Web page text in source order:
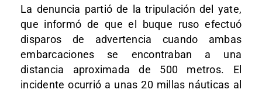
La denuncia partió de la tripulación del yate,
que informó de que el buque ruso efectuó
disparos de advertencia cuando ambas
embarcaciones se encontraban a una
distancia aproximada de 500 metros. El
incidente ocurrió a unas 20 millas náuticas al